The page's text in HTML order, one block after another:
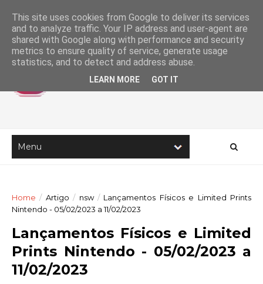
Home / Artigo / nsw / Lançamentos Físicos e Limited Prints
Nintendo - 05/02/2023 a 11/02/2023
Lançamentos Físicos e Limited
Prints Nintendo - 05/02/2023 a
11/02/2023
This site uses cookies from Google to deliver its services
and to analyze traffic. Your IP address and user-agent are
shared with Google along with performance and security
metrics to ensure quality of service, generate usage
statistics, and to detect and address abuse.
LEARN MORE GOT IT